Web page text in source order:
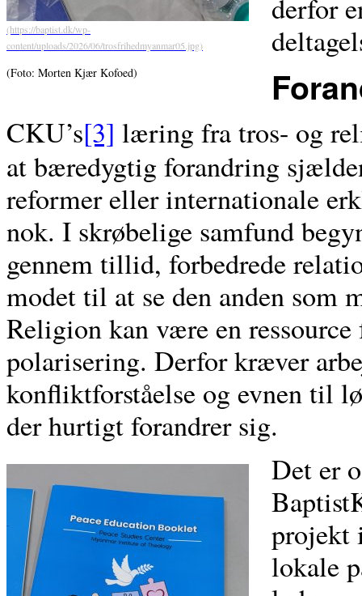
(Foto: Morten Kjær Kofoed)
derfor
CKU’s[3] læring fra tros- og
at bæredygtig forandring
reformer eller internationale
nok. I skrøbelige samfund
gennem tillid, forbedrede
modet til at se den anden som
Religion kan være en
polarisering. Derfor kræver
konfliktforståelse og evnen til
der hurtigt forandrer sig.
Det er
projekt
lokale